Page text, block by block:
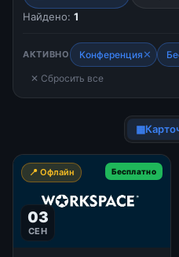
Найдено: 1
АКТИВНО Конференция ✕
✕ Сбросить все
▦
📍 Офлайн Бесплатно
03
СЕН